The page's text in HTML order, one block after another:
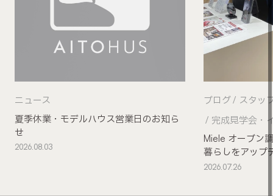
夏季休業・モデルハウス営業日のお知ら
せ
ニュース
2026.08.03
Miele オーブン
暮らしをアップ
ブログ
スタッ
完成見学会・
2026.07.26